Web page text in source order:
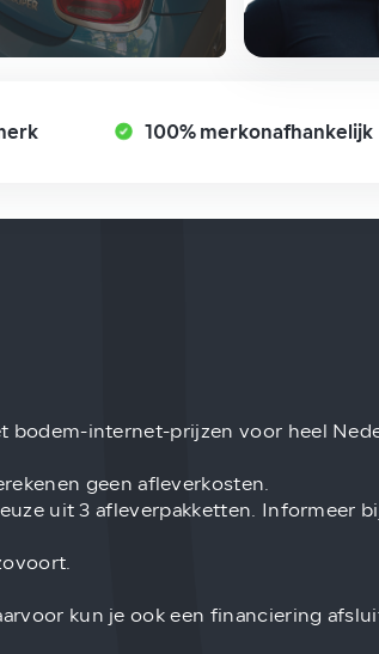
100% merkonafhankelijk
bodem-internet-prijzen voor heel
geen afleverkosten.
uit 3 afleverpakketten. Informeer
kun je ook een financiering